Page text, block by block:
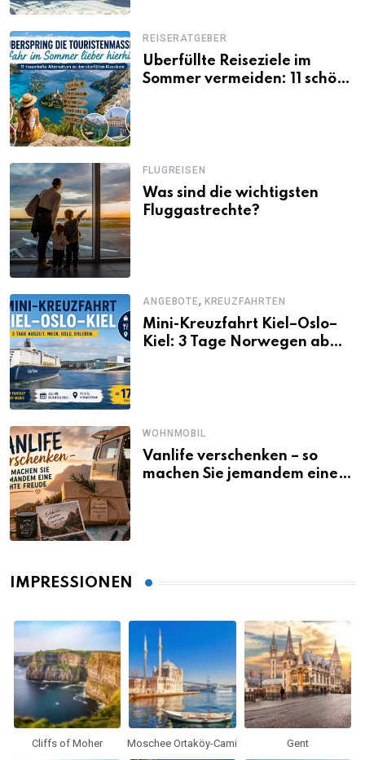
REISERATGEBER
Überfüllte Reiseziele im
Sommer vermeiden: 11 schöne
FLUGREISEN
Was sind die wichtigsten
Fluggastrechte?
ANGEBOTE, KREUZFAHRTEN
Mini-Kreuzfahrt Kiel–Oslo–
Kiel: 3 Tage Norwegen ab
WOHNMOBIL
Vanlife verschenken – so
machen Sie jemandem eine
IMPRESSIONEN
Cliffs of Moher Moschee Ortaköy-Cami Gent